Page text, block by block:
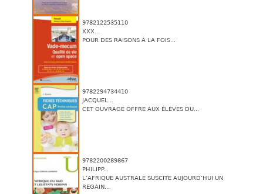
9782122535110
XXX...
POUR DES RAISONS À LA FOIS...
9782294734410
JACQUEL...
CET OUVRAGE OFFRE AUX ÉLÈVES DU...
9782200289867
PHILIPP...
L’AFRIQUE AUSTRALE SUSCITE AUJOURD’HUI UN
REGAIN...